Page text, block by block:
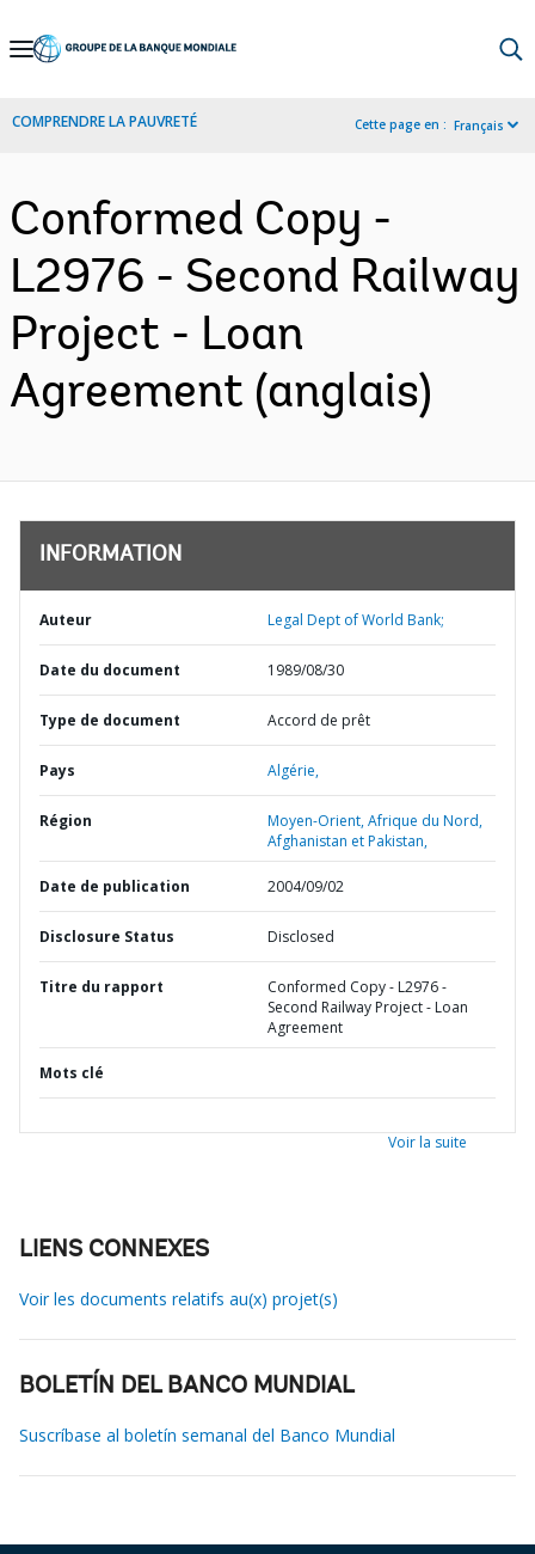
Skip
Navigation
COMPRENDRE LA PAUVRETÉ Cette page en : Français
Conformed Copy -
L2976 - Second Railway
Project - Loan
Agreement (anglais)
INFORMATION
Auteur Legal Dept of World Bank;
Date du document 1989/08/30
Type de document Accord de prêt
Pays Algérie,
Région
Moyen-Orient, Afrique du Nord,
Afghanistan et Pakistan,
Date de publication 2004/09/02
Disclosure Status Disclosed
Titre du rapport
Conformed Copy - L2976 -
Second Railway Project - Loan
Agreement
Mots clé
Voir la suite
LIENS CONNEXES
Voir les documents relatifs au(x) projet(s)
BOLETÍN DEL BANCO MUNDIAL
Suscríbase al boletín semanal del Banco Mundial